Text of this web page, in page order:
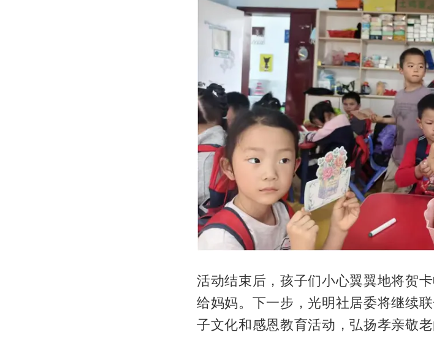
活动结束后，孩子们小心翼翼地将贺
给妈妈。下一步，光明社居委将继续
子文化和感恩教育活动，弘扬孝亲敬